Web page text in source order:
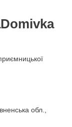
обл.,